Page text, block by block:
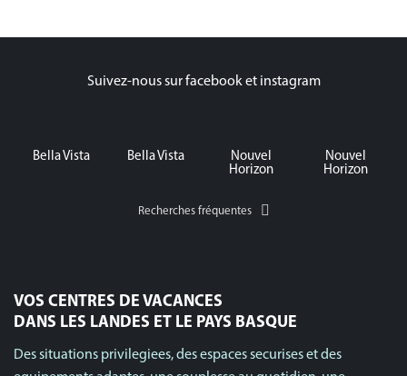
Suivez-nous sur facebook et instagram
Bella Vista Bella Vista
Nouvel
Horizon
Nouvel
Horizon
Recherches fréquentes
VOS CENTRES DE VACANCES
DANS LES LANDES ET LE PAYS BASQUE
Des situations privilegiees, des espaces securises et des